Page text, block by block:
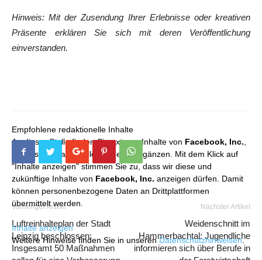
Hinweis: Mit der Zusendung Ihrer Erlebnisse oder kreativen
Präsente erklären Sie sich mit deren Veröffentlichung
einverstanden.
Empfohlene redaktionelle Inhalte
An dieser Stelle finden Sie externe Inhalte von Facebook, Inc.
die unser redaktionelles Angebot ergänzen. Mit dem Klick auf
"Inhalte anzeigen" stimmen Sie zu, dass wir diese und
zukünftige Inhalte von Facebook, Inc. anzeigen dürfen. Damit
können personenbezogene Daten an Drittplattformen
übermittelt werden.
Inhalte anzeigen
Weitere Hinweise finden Sie in unserenDatenschutzhinweisen.
Vorheriger Artikel
Luftreinhalteplan der Stadt
Leipzig beschlossen:
Insgesamt 50 Maßnahmen
Nächster Artikel
Weidenschnitt im
Hammerbachtal: Jugendliche
informieren sich über Berufe in